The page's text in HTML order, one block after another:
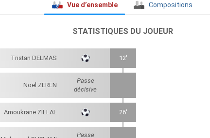
Vue d’ensemble Compositions
STATISTIQUES DU JOUEUR
Tristan DELMAS 12'
Noël ZEREN
Passe
décisive
Amoukrane ZILLAL 26'
Passe